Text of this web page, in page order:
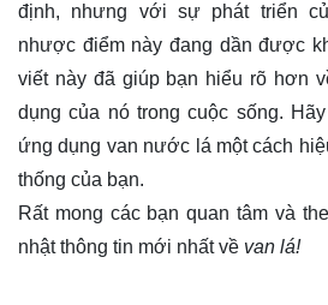
định, nhưng với sự phát triển
nhược điểm này đang dần được
viết này đã giúp bạn hiểu rõ hơn
dụng của nó trong cuộc sống.
ứng dụng van nước lá một cách
thống của bạn.
Rất mong các bạn quan tâm và
nhật thông tin mới nhất về van lá!